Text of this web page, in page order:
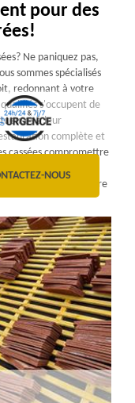
NOUS
pour des
Ne paniquez pas,
sommes spécialisés
redonnant à votre
s'occupent de
à leur
complète et
cassées compromettre
son intégrité
la beauté de votre